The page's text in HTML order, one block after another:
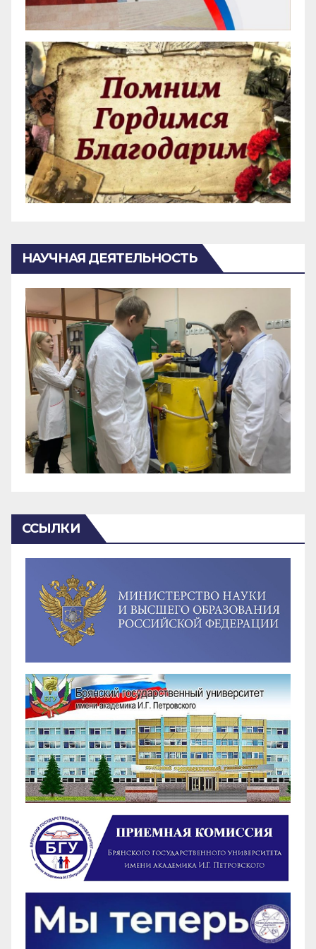
НАУЧНАЯ ДЕЯТЕЛЬНОСТЬ
ССЫЛКИ